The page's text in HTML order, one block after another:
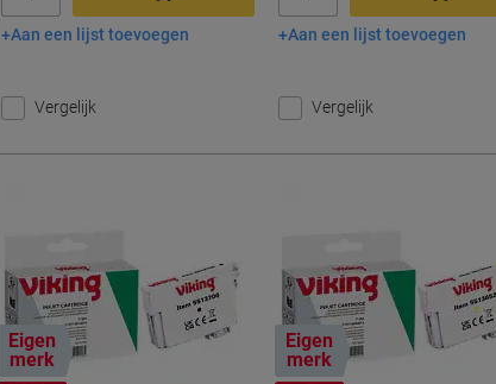
In winkelwagen
Aan een lijst toevoegen
Vergelijk
In winkelwagen
Aan een lijst toevoegen
Vergelijk
Eigen
merk
Eigen
merk